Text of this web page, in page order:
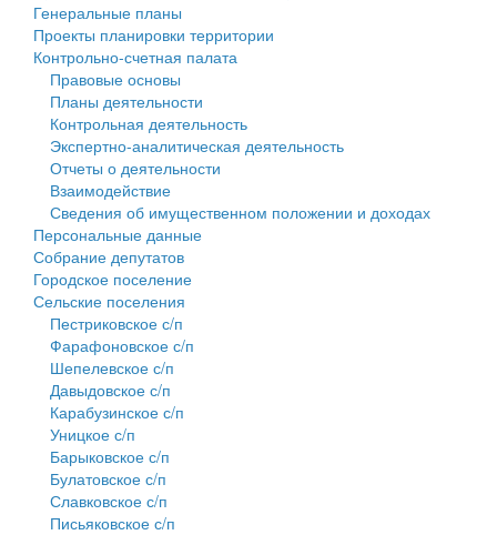
Проекты планировки территории
Собрание депутатов
Городское поселение
Сельские поселения
Генеральные планы
Проекты планировки территории
Контрольно-счетная палата
Правовые основы
Планы деятельности
Контрольная деятельность
Экспертно-аналитическая деятельность
Отчеты о деятельности
Взаимодействие
Сведения об имущественном положении и доходах
Персональные данные
Собрание депутатов
Городское поселение
Сельские поселения
Пестриковское с/п
Фарафоновское с/п
Шепелевское с/п
Давыдовское с/п
Карабузинское с/п
Уницкое с/п
Барыковское с/п
Булатовское с/п
Славковское с/п
Письяковское с/п